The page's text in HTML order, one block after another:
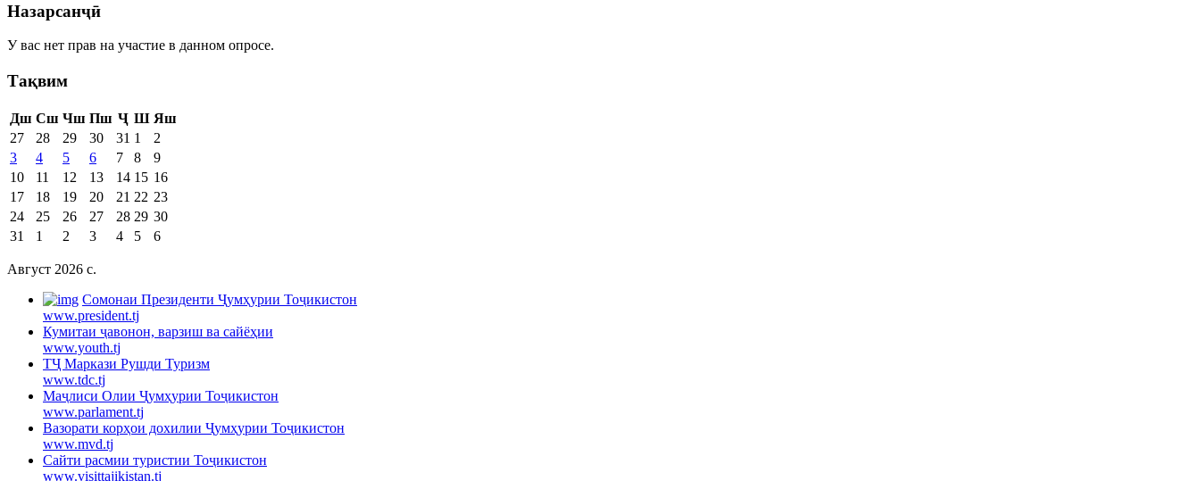
Назарсанҷӣ
У вас нет прав на участие в данном опросе.
Тақвим
Дш Сш Чш Пш Ҷ Ш Яш
27
28 29 30 31 1
2
3
4 5 6 7 8
9
10
11 12 13 14 15 16
17
18 19 20 21 22 23
24
25 26 27 28 29 30
31
1 2 3 4 5 6
Август 2026 c.
Cомонаи Президенти Ҷумҳурии Тоҷикистон
www.president.tj
Кумитаи ҷавонон, варзиш ва сайёҳии
www.youth.tj
ТҶ Маркази Рушди Туризм
www.tdc.tj
Маҷлиси Олии Ҷумҳурии Тоҷикистон
www.parlament.tj
Вазорати корҳои дохилии Ҷумҳурии Тоҷикистон
www.mvd.tj
Сайти расмии туристии Тоҷикистон
www.visittajikistan.tj